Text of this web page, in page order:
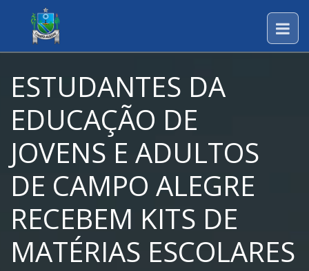
ESTUDANTES DA
EDUCAÇÃO DE
JOVENS E ADULTOS
DE CAMPO ALEGRE
RECEBEM KITS DE
MATÉRIAS ESCOLARES